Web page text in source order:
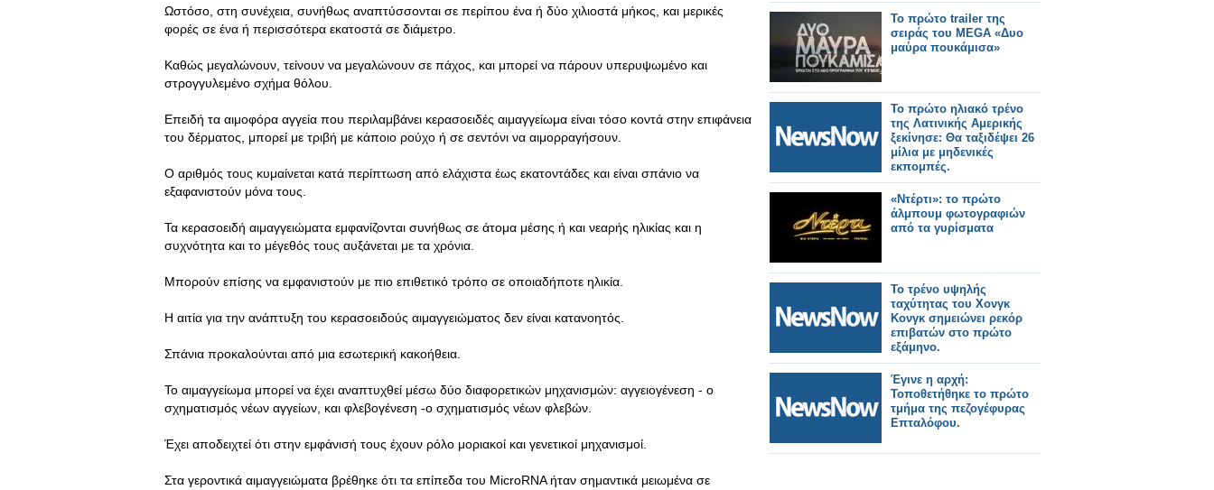
Ωστόσο, στη συνέχεια, συνήθως αναπτύσσονται σε περίπου ένα ή δύο χιλιοστά μήκος, και μερικές
φορές σε ένα ή περισσότερα εκατοστά σε διάμετρο.
Καθώς μεγαλώνουν, τείνουν να μεγαλώνουν σε πάχος, και μπορεί να πάρουν υπερυψωμένο και
στρογγυλεμένο σχήμα θόλου.
Επειδή τα αιμοφόρα αγγεία που περιλαμβάνει κερασοειδές αιμαγγείωμα είναι τόσο κοντά στην επιφάνεια
του δέρματος, μπορεί με τριβή με κάποιο ρούχο ή σε σεντόνι να αιμορραγήσουν.
Ο αριθμός τους κυμαίνεται κατά περίπτωση από ελάχιστα έως εκατοντάδες και είναι σπάνιο να
εξαφανιστούν μόνα τους.
Τα κερασοειδή αιμαγγειώματα εμφανίζονται συνήθως σε άτομα μέσης ή και νεαρής ηλικίας και η
συχνότητα και το μέγεθός τους αυξάνεται με τα χρόνια.
Μπορούν επίσης να εμφανιστούν με πιο επιθετικό τρόπο σε οποιαδήποτε ηλικία.
Η αιτία για την ανάπτυξη του κερασοειδούς αιμαγγειώματος δεν είναι κατανοητός.
Σπάνια προκαλούνται από μια εσωτερική κακοήθεια.
Το αιμαγγείωμα μπορεί να έχει αναπτυχθεί μέσω δύο διαφορετικών μηχανισμών: αγγειογένεση - ο
σχηματισμός νέων αγγείων, και φλεβογένεση -ο σχηματισμός νέων φλεβών.
Έχει αποδειχτεί ότι στην εμφάνισή τους έχουν ρόλο μοριακοί και γενετικοί μηχανισμοί.
Στα γεροντικά αιμαγγειώματα βρέθηκε ότι τα επίπεδα του ΜicroRNA ήταν σημαντικά μειωμένα σε
Το πρώτο trailer της
σειράς του MEGA «Δυο
μαύρα πουκάμισα»
Το πρώτο ηλιακό τρένο
της Λατινικής Αμερικής
ξεκίνησε: Θα ταξιδέψει 26
μίλια με μηδενικές
εκπομπές.
«Ντέρτι»: το πρώτο
άλμπουμ φωτογραφιών
από τα γυρίσματα
Το τρένο υψηλής
ταχύτητας του Χονγκ
Κονγκ σημειώνει ρεκόρ
επιβατών στο πρώτο
εξάμηνο.
Έγινε η αρχή:
Τοποθετήθηκε το πρώτο
τμήμα της πεζογέφυρας
Επταλόφου.